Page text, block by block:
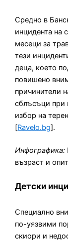
Средно в
инцидента на
месеци за
тези
деца, което
повишено
причинители
сблъсъци при
избор на
[Ravelo.bg].
Инфографика:
възраст и
Детски
Специално
по-уязвими
скиори и